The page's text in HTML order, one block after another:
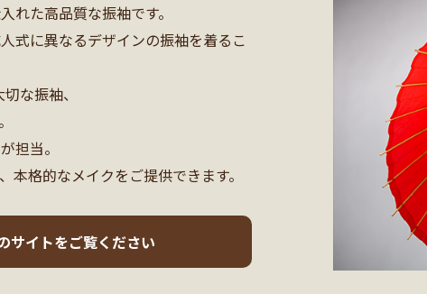
れた高品質な振袖です。
式に異なるデザインの振袖を着るこ
な振袖、
担当。
格的なメイクをご提供できます。
サイトをご覧ください